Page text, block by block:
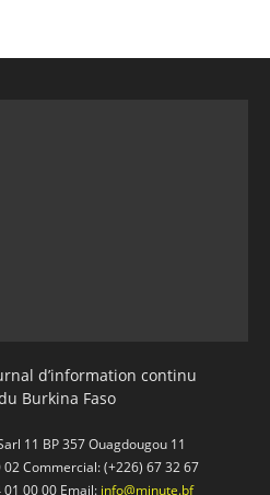
d’information continu
Burkina Faso
11 BP 357 Ouagdougou 11
Commercial: (+226) 67 32 67
00 00 Email: info@minute.bf